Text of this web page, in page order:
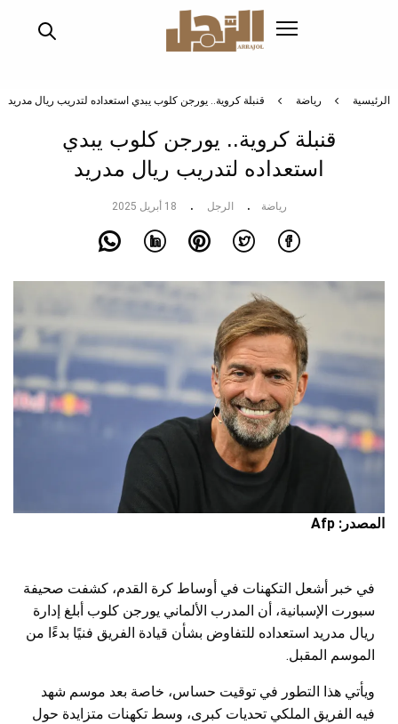
الرئيسية رياضة قنبلة كروية.. يورجن كلوب يبدي استعداده لتدريب ريال مدريد
قنبلة كروية.. يورجن كلوب يبدي
استعداده لتدريب ريال مدريد
رياضة الرجل 18 أبريل 2025
المصدر: Afp
في خبر أشعل التكهنات في أوساط كرة القدم، كشفت صحيفة
سبورت الإسبانية، أن المدرب الألماني يورجن كلوب أبلغ إدارة
ريال مدريد استعداده للتفاوض بشأن قيادة الفريق فنيًا بدءًا من
الموسم المقبل.
ويأتي هذا التطور في توقيت حساس، خاصة بعد موسم شهد
فيه الفريق الملكي تحديات كبرى، وسط تكهنات متزايدة حول